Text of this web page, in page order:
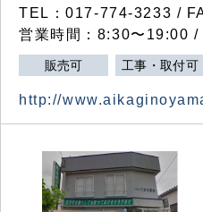
TEL：017-774-3233 /
営業時間：8:30〜19:00 /
販売可 工事・取付可
http://